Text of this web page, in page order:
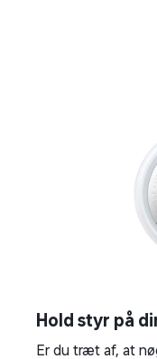
Hold styr på
Er du træt af, at